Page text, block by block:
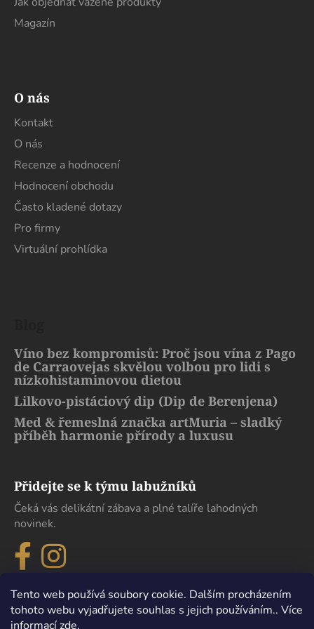
Tento web používá soubory cookie. Dalším procházením
tohoto webu vyjadřujete souhlas s jejich používáním.. Více
informacízde.
Magazín
O nás
Kontakt
O nás
Recenze a hodnocení
Hodnocení obchodu
Často kladené dotazy
Pro firmy
Virtuální prohlídka
Víno bez kompromisů: Proč jsou vína z Pago
de Carraovejas skvělou volbou pro lidi s
nízkohistaminovou dietou
Lilkovo-pistáciový dip (Dip de Berenjena)
Med & řemeslná značka artMuria – sladký
příběh harmonie přírody a luxusu
Přidejte se k týmu labužníků
Čeká vás delikátní zábava a plné talíře lahodných
novinek.